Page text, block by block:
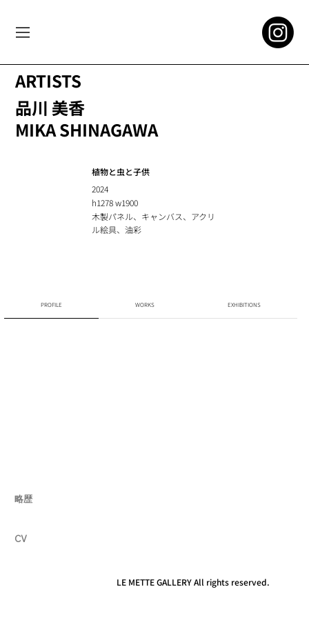
品川 美香
MIKA SHINAGAWA
植物と虫と子供
2024
h1278 w1900
木製パネル、キャンバス、アクリ
ル絵具、油彩
PROFILE WORKS EXHIBITIONS
略歴
CV
ARTISTS
LE METTE GALLERY All rights reserved.